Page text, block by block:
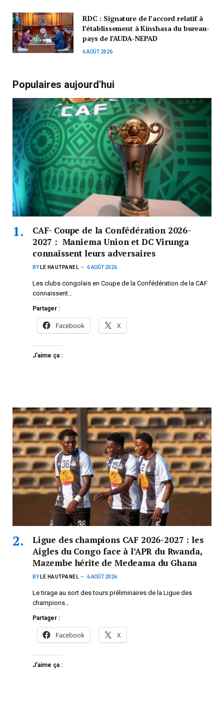
RDC : Signature de l’accord relatif à
l’établissement à Kinshasa du bureau-
pays de l’AUDA-NEPAD
6 AOÛT 2026
Populaires aujourd'hui
CAF- Coupe de la Confédération 2026-
2027 : Maniema Union et DC Virunga
connaissent leurs adversaires
BY LE HAUTPANEL 6 AOÛT 2026
Les clubs congolais en Coupe de la Confédération de la CAF
connaissent…
Partager :
Facebook X
J’aime ça :
Ligue des champions CAF 2026-2027 : les
Aigles du Congo face à l’APR du Rwanda,
Mazembe hérite de Medeama du Ghana
BY LE HAUTPANEL 6 AOÛT 2026
Le tirage au sort des tours préliminaires de la Ligue des
champions…
Partager :
Facebook X
J’aime ça :